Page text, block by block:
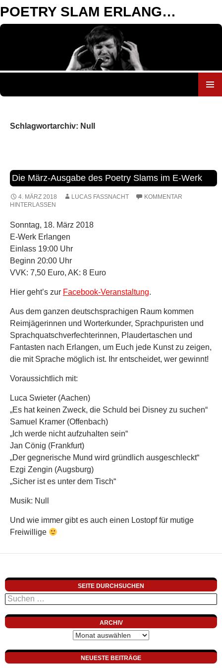
POETRY SLAM ERLANGEN
Schlagwortarchiv: Null
Die März-Ausgabe des Poetry Slams im E-Werk
4. MÄRZ 2018 LUCAS FASSNACHT
KOMMENTAR
HINTERLASSEN
Sonntag, 18. März 2018
E-Werk Erlangen
Einlass 19:00 Uhr
Beginn 20:00 Uhr
VVK: 7,50 Euro, AK: 8 Euro
Hier geht’s zur Facebook-Veranstaltung.
Aus dem ganzen deutschsprachigen Raum kommen
Reimjägerinnen und Worterkunder, Sprachpuristen und
Sprachquatschverfechterinnen, Plaudertaschen und
Fantasten nach Erlangen, um Euch jede Kunst zu zeigen,
die mit Sprache möglich ist. Ihr entscheidet, wer gewinnt!
Voraussichtlich mit:
Luca Swieter (Aachen)
„Es hat keinen Zweck, die Schuld bei Disney zu suchen“
Samuel Kramer (Offenbach)
„Ich werde nicht aufzuhalten sein“
Jan Cönig (Frankfurt)
„Der gegnerische Mund wird gründlich ausgeschleckt“
Ezgi Zengin (Augsburg)
„Sicher ist es unter dem Tisch“
Musik: Null
Und wie immer gibt es auch einen Lostopf für mutige
Freiwillige
SEITE DURCHSUCHEN
Suchen
nach:
ARCHIV
Archiv
NEUESTE BEITRÄGE